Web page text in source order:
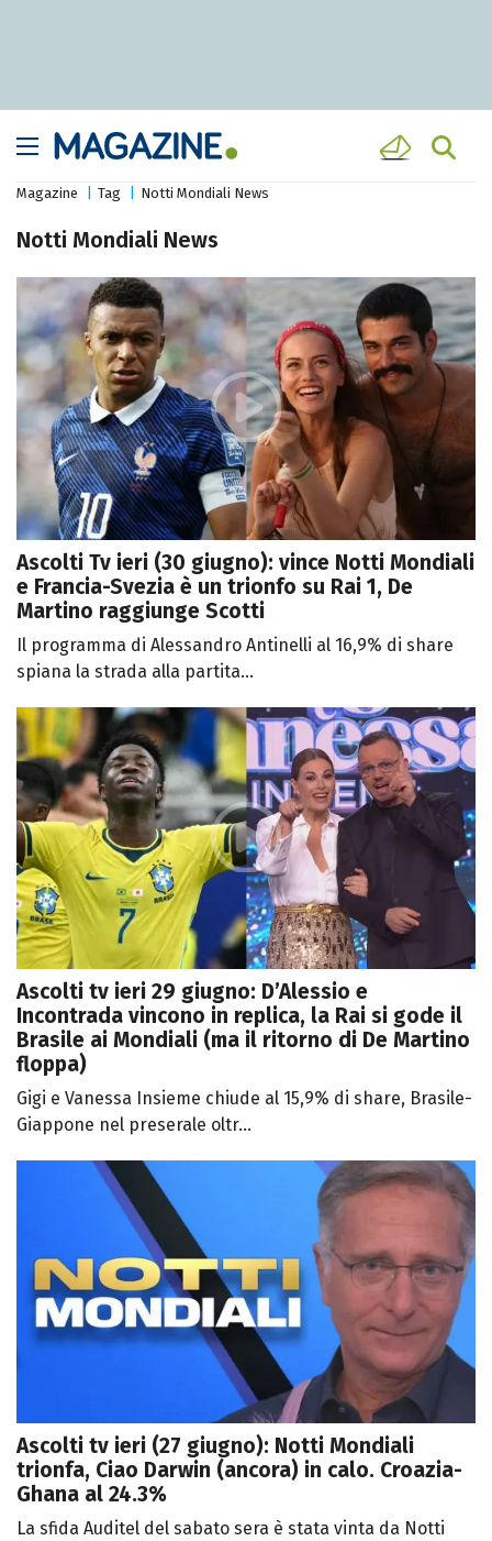
Magazine Tag Notti Mondiali News
Notti Mondiali News
Ascolti Tv ieri (30 giugno): vince Notti Mondiali
e Francia-Svezia è un trionfo su Rai 1, De
Martino raggiunge Scotti
Il programma di Alessandro Antinelli al 16,9% di share
spiana la strada alla partita...
Ascolti tv ieri 29 giugno: D’Alessio e
Incontrada vincono in replica, la Rai si gode il
Brasile ai Mondiali (ma il ritorno di De Martino
floppa)
Gigi e Vanessa Insieme chiude al 15,9% di share, Brasile-
Giappone nel preserale oltr...
Ascolti tv ieri (27 giugno): Notti Mondiali
trionfa, Ciao Darwin (ancora) in calo. Croazia-
Ghana al 24.3%
La sfida Auditel del sabato sera è stata vinta da Notti